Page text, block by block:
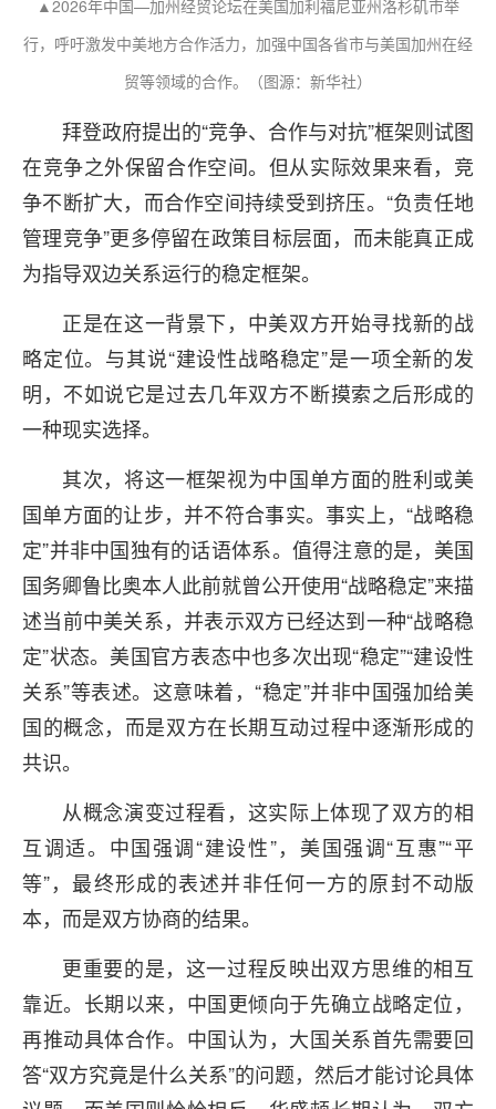
▲2026年中国—加州经贸论坛在美国加利福尼亚州洛杉矶市举
行，呼吁激发中美地方合作活力，加强中国各省市与美国加州在经
贸等领域的合作。（图源：新华社）
拜登政府提出的“竞争、合作与对抗”框架则试图
在竞争之外保留合作空间。但从实际效果来看，竞
争不断扩大，而合作空间持续受到挤压。“负责任地
管理竞争”更多停留在政策目标层面，而未能真正成
为指导双边关系运行的稳定框架。
正是在这一背景下，中美双方开始寻找新的战
略定位。与其说“建设性战略稳定”是一项全新的发
明，不如说它是过去几年双方不断摸索之后形成的
一种现实选择。
其次，将这一框架视为中国单方面的胜利或美
国单方面的让步，并不符合事实。事实上，“战略稳
定”并非中国独有的话语体系。值得注意的是，美国
国务卿鲁比奥本人此前就曾公开使用“战略稳定”来描
述当前中美关系，并表示双方已经达到一种“战略稳
定”状态。美国官方表态中也多次出现“稳定”“建设性
关系”等表述。这意味着，“稳定”并非中国强加给美
国的概念，而是双方在长期互动过程中逐渐形成的
共识。
从概念演变过程看，这实际上体现了双方的相
互调适。中国强调“建设性”，美国强调“互惠”“平
等”，最终形成的表述并非任何一方的原封不动版
本，而是双方协商的结果。
更重要的是，这一过程反映出双方思维的相互
靠近。长期以来，中国更倾向于先确立战略定位，
再推动具体合作。中国认为，大国关系首先需要回
答“双方究竟是什么关系”的问题，然后才能讨论具体